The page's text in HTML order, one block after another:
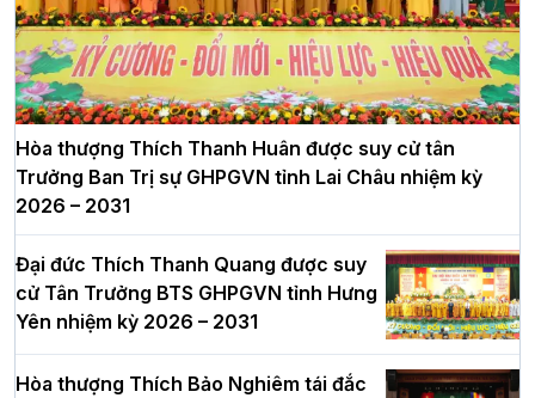
Hòa thượng Thích Thanh Huân được suy cử tân
Trưởng Ban Trị sự GHPGVN tỉnh Lai Châu nhiệm kỳ
2026 – 2031
Đại đức Thích Thanh Quang được suy
cử Tân Trưởng BTS GHPGVN tỉnh Hưng
Yên nhiệm kỳ 2026 – 2031
Hòa thượng Thích Bảo Nghiêm tái đắc